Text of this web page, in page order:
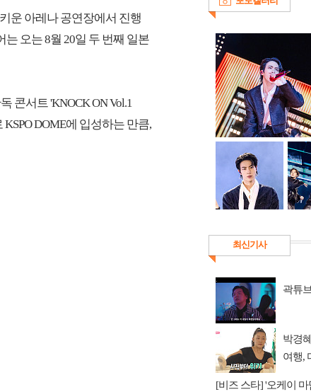
운 아레나 공연장에서 진행
오는 8월 20일 두 번째 일본
콘서트 'KNOCK ON Vol.1
DOME에 입성하는 만큼,
최신기사
곽튜
박경
여행,